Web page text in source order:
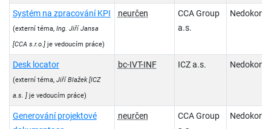
Systém na zpracování KPI
(externí téma, Ing. Jiří Jansa
[CCA s.r.o.]je vedoucím práce)
neurčen
CCA Group
a.s.
Desk locator
(externí téma, Jiří Blažek [ICZ
a.s. ]je vedoucím práce)
bc-IVT-INF ICZ a.s.
Generování projektové
neurčen
CCA Group